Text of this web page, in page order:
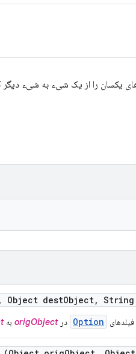
یکسان را از یک شیء به شیء دیگر
, Object destObject,
Option درorigObject به